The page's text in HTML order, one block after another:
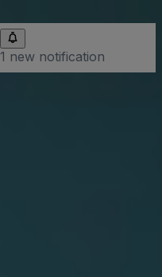
1 new notification